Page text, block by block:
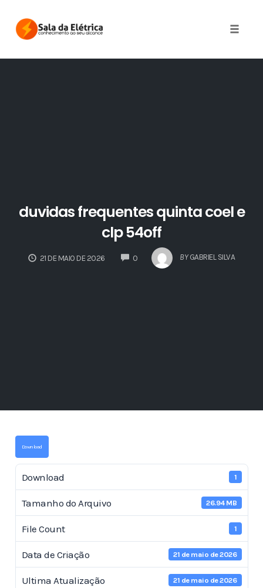
content
duvidas frequentes quinta coel e
clp 54off
21 DE MAIO DE 2026 0COMMENTS BY GABRIEL SILVA
Download
Download 1
Tamanho do Arquivo 26.94 MB
File Count 1
Data de Criação 21 de maio de 2026
Ultima Atualização 21 de maio de 2026